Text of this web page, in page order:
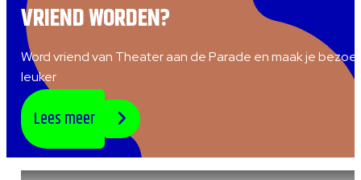
VRIEND WORDEN?
Word vriend van Theater aan de Parade en maak je
leuker
Lees meer